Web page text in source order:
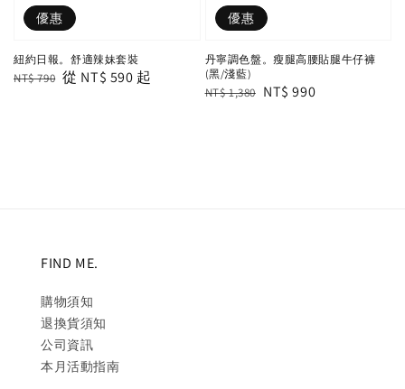
優惠
紐約日報。舒適辣妹套裝
Regular
NT$ 790 Sale
從 NT$ 590 起
優惠
丹寧調色盤。瘦腿高腰貼腿牛仔褲
(黑/淺藍)
Regular
NT$ 1,380 Sale
NT$ 990
FIND ME.
購物須知
退換貨須知
公司資訊
本月活動指南